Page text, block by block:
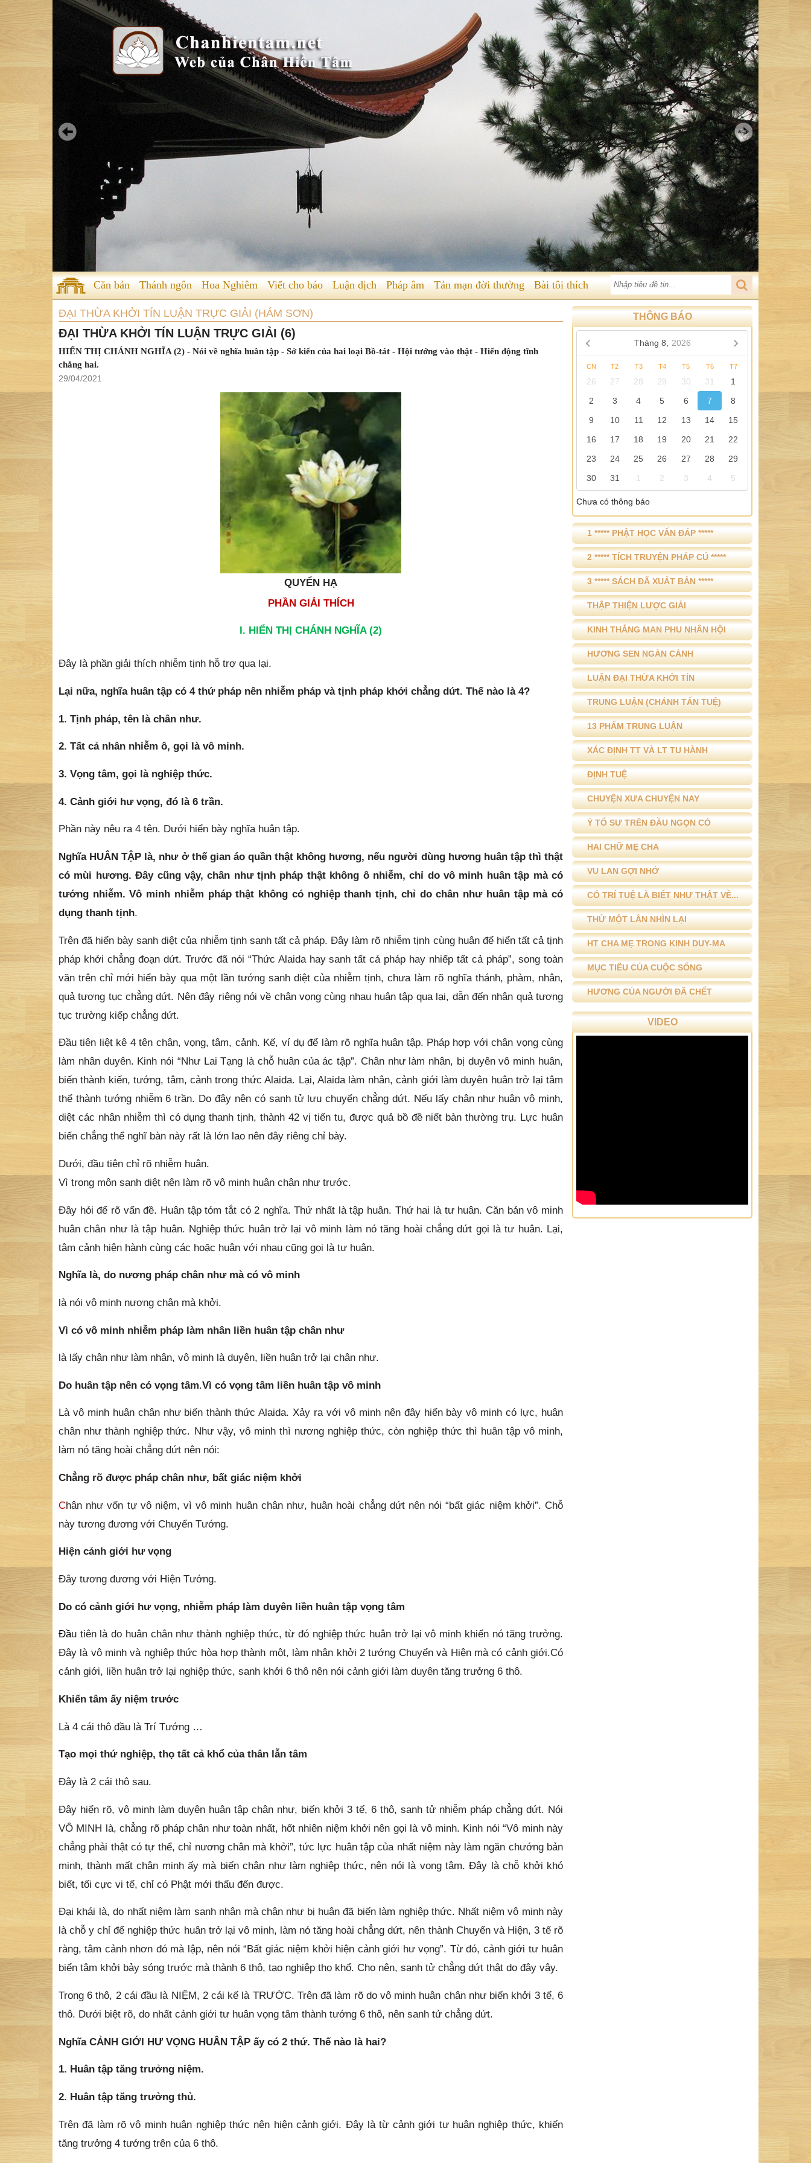
Căn bản Thánh ngôn Hoa Nghiêm Viết cho báo Luận dịch Pháp âm Tản mạn đời thường Bài tôi thích
ĐẠI THỪA KHỞI TÍN LUẬN TRỰC GIẢI (HÁM SƠN)
ĐẠI THỪA KHỞI TÍN LUẬN TRỰC GIẢI (6)
HIỂN THỊ CHÁNH NGHĨA (2) - Nói về nghĩa huân tập - Sở kiến của hai loại Bồ-tát - Hội tướng vào thật - Hiển động tĩnh
chẳng hai.
29/04/2021
QUYỂN HẠ
PHẦN GIẢI THÍCH
I. HIỂN THỊ CHÁNH NGHĨA (2)
Đây là phần giải thích nhiễm tịnh hỗ trợ qua lại.
Lại nữa, nghĩa huân tập có 4 thứ pháp nên nhiễm pháp và tịnh pháp khởi chẳng dứt. Thế nào là 4?
1. Tịnh pháp, tên là chân như.
2. Tất cả nhân nhiễm ô, gọi là vô minh.
3. Vọng tâm, gọi là nghiệp thức.
4. Cảnh giới hư vọng, đó là 6 trần.
Phần này nêu ra 4 tên. Dưới hiển bày nghĩa huân tập.
Nghĩa HUÂN TẬP là, như ở thế gian áo quần thật không hương, nếu người dùng hương huân tập thì thật
có mùi hương. Đây cũng vậy, chân như tịnh pháp thật không ô nhiễm, chỉ do vô minh huân tập mà có
tướng nhiễm. Vô minh nhiễm pháp thật không có nghiệp thanh tịnh, chỉ do chân như huân tập mà có
dụng thanh tịnh.
Trên đã hiển bày sanh diệt của nhiễm tịnh sanh tất cả pháp. Đây làm rõ nhiễm tịnh cùng huân để hiển tất cả tịnh
pháp khởi chẳng đoạn dứt. Trước đã nói “Thức Alaida hay sanh tất cả pháp hay nhiếp tất cả pháp”, song toàn
văn trên chỉ mới hiển bày qua một lần tướng sanh diệt của nhiễm tịnh, chưa làm rõ nghĩa thánh, phàm, nhân,
quả tương tục chẳng dứt. Nên đây riêng nói về chân vọng cùng nhau huân tập qua lại, dẫn đến nhân quả tương
tục trường kiếp chẳng dứt.
Đầu tiên liệt kê 4 tên chân, vọng, tâm, cảnh. Kế, ví dụ để làm rõ nghĩa huân tập. Pháp hợp với chân vọng cùng
làm nhân duyên. Kinh nói “Như Lai Tạng là chỗ huân của ác tập”. Chân như làm nhân, bị duyên vô minh huân,
biến thành kiến, tướng, tâm, cảnh trong thức Alaida. Lại, Alaida làm nhân, cảnh giới làm duyên huân trở lại tâm
thể thành tướng nhiễm 6 trần. Do đây nên có sanh tử lưu chuyển chẳng dứt. Nếu lấy chân như huân vô minh,
diệt các nhân nhiễm thì có dụng thanh tịnh, thành 42 vị tiến tu, được quả bồ đề niết bàn thường trụ. Lực huân
biến chẳng thể nghĩ bàn này rất là lớn lao nên đây riêng chỉ bày.
Dưới, đầu tiên chỉ rõ nhiễm huân.
Vì trong môn sanh diệt nên làm rõ vô minh huân chân như trước.
Đây hỏi để rõ vấn đề. Huân tập tóm tắt có 2 nghĩa. Thứ nhất là tập huân. Thứ hai là tư huân. Căn bản vô minh
huân chân như là tập huân. Nghiệp thức huân trở lại vô minh làm nó tăng hoài chẳng dứt gọi là tư huân. Lại,
tâm cảnh hiện hành cùng các hoặc huân với nhau cũng gọi là tư huân.
Nghĩa là, do nương pháp chân như mà có vô minh
là nói vô minh nương chân mà khởi.
Vì có vô minh nhiễm pháp làm nhân liền huân tập chân như
là lấy chân như làm nhân, vô minh là duyên, liền huân trở lại chân như.
Do huân tập nên có vọng tâm.Vì có vọng tâm liền huân tập vô minh
Là vô minh huân chân như biến thành thức Alaida. Xảy ra với vô minh nên đây hiển bày vô minh có lực, huân
chân như thành nghiệp thức. Như vậy, vô minh thì nương nghiệp thức, còn nghiệp thức thì huân tập vô minh,
làm nó tăng hoài chẳng dứt nên nói:
Chẳng rõ được pháp chân như, bất giác niệm khởi
Chân như vốn tự vô niệm, vì vô minh huân chân như, huân hoài chẳng dứt nên nói “bất giác niệm khởi”. Chỗ
này tương đương với Chuyển Tướng.
Hiện cảnh giới hư vọng
Đây tương đương với Hiện Tướng.
Do có cảnh giới hư vọng, nhiễm pháp làm duyên liền huân tập vọng tâm
Đầu tiên là do huân chân như thành nghiệp thức, từ đó nghiệp thức huân trở lại vô minh khiến nó tăng trưởng.
Đây là vô minh và nghiệp thức hòa hợp thành một, làm nhân khởi 2 tướng Chuyển và Hiện mà có cảnh giới.Có
cảnh giới, liền huân trở lại nghiệp thức, sanh khởi 6 thô nên nói cảnh giới làm duyên tăng trưởng 6 thô.
Khiến tâm ấy niệm trước
Là 4 cái thô đầu là Trí Tướng …
Tạo mọi thứ nghiệp, thọ tất cả khổ của thân lẫn tâm
Đây là 2 cái thô sau.
Đây hiển rõ, vô minh làm duyên huân tập chân như, biến khởi 3 tế, 6 thô, sanh tử nhiễm pháp chẳng dứt. Nói
VÔ MINH là, chẳng rõ pháp chân như toàn nhất, hốt nhiên niệm khởi nên gọi là vô minh. Kinh nói “Vô minh này
chẳng phải thật có tự thể, chỉ nương chân mà khởi”, tức lực huân tập của nhất niệm này làm ngăn chướng bản
minh, thành mất chân minh ấy mà biến chân như làm nghiệp thức, nên nói là vọng tâm. Đây là chỗ khởi khó
biết, tối cực vi tế, chỉ có Phật mới thấu đến được.
Đại khái là, do nhất niệm làm sanh nhân mà chân như bị huân đã biến làm nghiệp thức. Nhất niệm vô minh này
là chỗ y chỉ để nghiệp thức huân trở lại vô minh, làm nó tăng hoài chẳng dứt, nên thành Chuyển và Hiện, 3 tế rõ
ràng, tâm cảnh nhơn đó mà lập, nên nói “Bất giác niệm khởi hiện cảnh giới hư vọng”. Từ đó, cảnh giới tư huân
biển tâm khởi bảy sóng trước mà thành 6 thô, tạo nghiệp thọ khổ. Cho nên, sanh tử chẳng dứt thật do đây vậy.
Trong 6 thô, 2 cái đầu là NIỆM, 2 cái kế là TRƯỚC. Trên đã làm rõ do vô minh huân chân như biến khởi 3 tế, 6
thô. Dưới biệt rõ, do nhất cảnh giới tư huân vọng tâm thành tướng 6 thô, nên sanh tử chẳng dứt.
Nghĩa CẢNH GIỚI HƯ VỌNG HUÂN TẬP ấy có 2 thứ. Thế nào là hai?
1. Huân tập tăng trưởng niệm.
2. Huân tập tăng trưởng thủ.
Trên đã làm rõ vô minh huân nghiệp thức nên hiện cảnh giới. Đây là từ cảnh giới tư huân nghiệp thức, khiến
tăng trưởng 4 tướng trên của 6 thô.
THÔNG BÁO
Tháng 8, 2026
CN T2 T3 T4 T5 T6 T7
26 27 28 29 30 31
1
2
3 4 5 6 7
8
9
10 11 12 13 14
15
16
17 18 19 20 21
22
23
24 25 26 27 28
29
30
31 1 2 3 4 5
Chưa có thông báo
1 ***** PHẬT HỌC VẤN ĐÁP *****
2 ***** TÍCH TRUYỆN PHÁP CÚ *****
3 ***** SÁCH ĐÃ XUẤT BẢN *****
THẬP THIỆN LƯỢC GIẢI
KINH THẮNG MAN PHU NHÂN HỘI
HƯƠNG SEN NGÀN CÁNH
LUẬN ĐẠI THỪA KHỞI TÍN
TRUNG LUẬN (CHÁNH TẤN TUỆ)
13 PHẨM TRUNG LUẬN
XÁC ĐỊNH TT VÀ LT TU HÀNH
ĐỊNH TUỆ
CHUYỆN XƯA CHUYỆN NAY
Ý TỔ SƯ TRÊN ĐẦU NGỌN CỎ
HAI CHỮ MẸ CHA
VU LAN GỢI NHỚ
CÓ TRÍ TUỆ LÀ BIẾT NHƯ THẬT VỀ...
THỬ MỘT LẦN NHÌN LẠI
HT CHA MẸ TRONG KINH DUY-MA
MỤC TIÊU CỦA CUỘC SỐNG
HƯƠNG CỦA NGƯỜI ĐÃ CHẾT
VIDEO